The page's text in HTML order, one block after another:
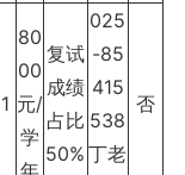
1
80
00
元/
学
复试
成绩
占比
50%
025
-85
415
538
丁老
否